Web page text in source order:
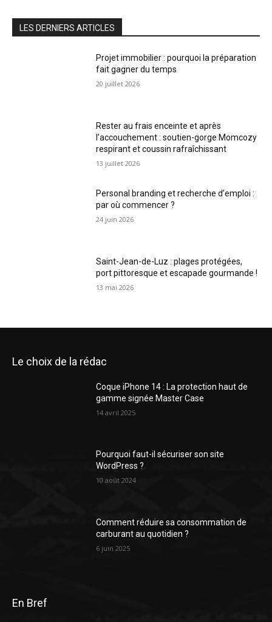
LES DERNIERS ARTICLES
Projet immobilier : pourquoi la préparation
fait gagner du temps
20 juillet 2026
Rester au frais enceinte et après
l’accouchement : soutien-gorge Momcozy
respirant et coussin rafraîchissant
13 juillet 2026
Personal branding et recherche d’emploi :
par où commencer ?
24 juin 2026
Saint-Jean-de-Luz : plages protégées,
port pittoresque et escapade gourmande !
13 mai 2026
Le choix de la rédac
Coque iPhone 14 : La protection haut de
gamme signée Master Case
14 avril 2025
Pourquoi faut-il sécuriser son site
WordPress ?
10 août 2024
Comment réduire sa consommation de
carburant au quotidien ?
6 juin 2025
En Bref